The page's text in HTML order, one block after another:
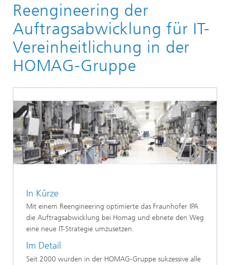
Referenzprojekte
Reengineering der
Auftragsabwicklung für IT-
Vereinheitlichung in der
HOMAG-Gruppe
In Kürze
Mit einem Reengineering optimierte das Fraunhofer IPA
die Auftragsabwicklung bei Homag und ebnete den Weg
eine neue IT-Strategie umzusetzen.
Im Detail
Seit 2000 wurden in der HOMAG-Gruppe sukzessive alle